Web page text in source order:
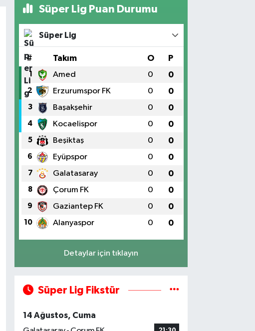
Süper Lig Puan Durumu
Süper Lig
# Takım O P
1 Amed 0 0
2 Erzurumspor FK 0 0
3 Başakşehir 0 0
4 Kocaelispor 0 0
5 Beşiktaş 0 0
6 Eyüpspor 0 0
7 Galatasaray 0 0
8 Çorum FK 0 0
9 Gaziantep FK 0 0
10 Alanyaspor 0 0
Detaylar için tıklayın
Süper Lig Fikstür
14 Ağustos, Cuma